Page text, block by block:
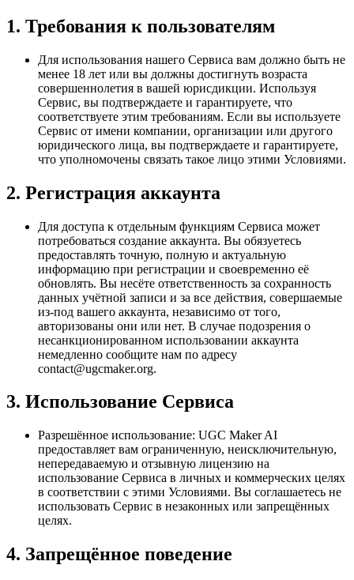
1. Требования к пользователям
Для использования нашего Сервиса вам должно быть не
менее 18 лет или вы должны достигнуть возраста
совершеннолетия в вашей юрисдикции. Используя
Сервис, вы подтверждаете и гарантируете, что
соответствуете этим требованиям. Если вы используете
Сервис от имени компании, организации или другого
юридического лица, вы подтверждаете и гарантируете,
что уполномочены связать такое лицо этими Условиями.
2. Регистрация аккаунта
Для доступа к отдельным функциям Сервиса может
потребоваться создание аккаунта. Вы обязуетесь
предоставлять точную, полную и актуальную
информацию при регистрации и своевременно её
обновлять. Вы несёте ответственность за сохранность
данных учётной записи и за все действия, совершаемые
из-под вашего аккаунта, независимо от того,
авторизованы они или нет. В случае подозрения о
несанкционированном использовании аккаунта
немедленно сообщите нам по адресу
contact@ugcmaker.org.
3. Использование Сервиса
Разрешённое использование: UGC Maker AI
предоставляет вам ограниченную, неисключительную,
непередаваемую и отзывную лицензию на
использование Сервиса в личных и коммерческих целях
в соответствии с этими Условиями. Вы соглашаетесь не
использовать Сервис в незаконных или запрещённых
целях.
4. Запрещённое поведение